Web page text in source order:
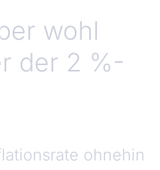
wohl
der 2 %-
ohnehin